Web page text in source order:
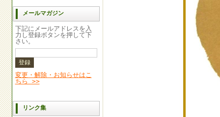
メールマガジン
下記にメールアドレスを入
力し登録ボタンを押して下
さい。
変更・解除・お知らせはこ
ちら >>
リンク集